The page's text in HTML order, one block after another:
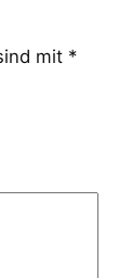
mit *